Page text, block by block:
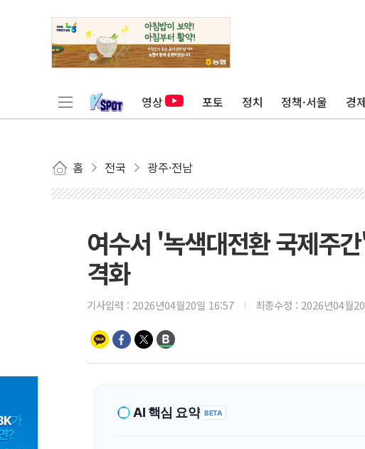
영상 포토 정치 정책·서울 경제
홈 전국 광주·전남
여수서 '녹색대전환 국제주
격화
기사입력 : 2026년04월20일 16:57 최종수정 : 2026년04월
AI 핵심 요약 BETA